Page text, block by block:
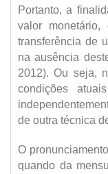
Portanto, a
valor
transferência de
na ausência
2012). Ou seja,
condições
de outra técnica
O
quando da